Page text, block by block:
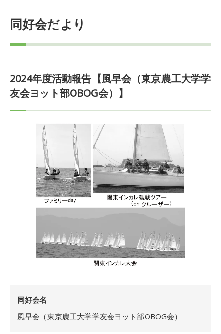
同好会だより
2024年度活動報告【風早会（東京農工大学学
友会ヨット部OBOG会）】
同好会名
風早会（東京農工大学学友会ヨット部OBOG会）